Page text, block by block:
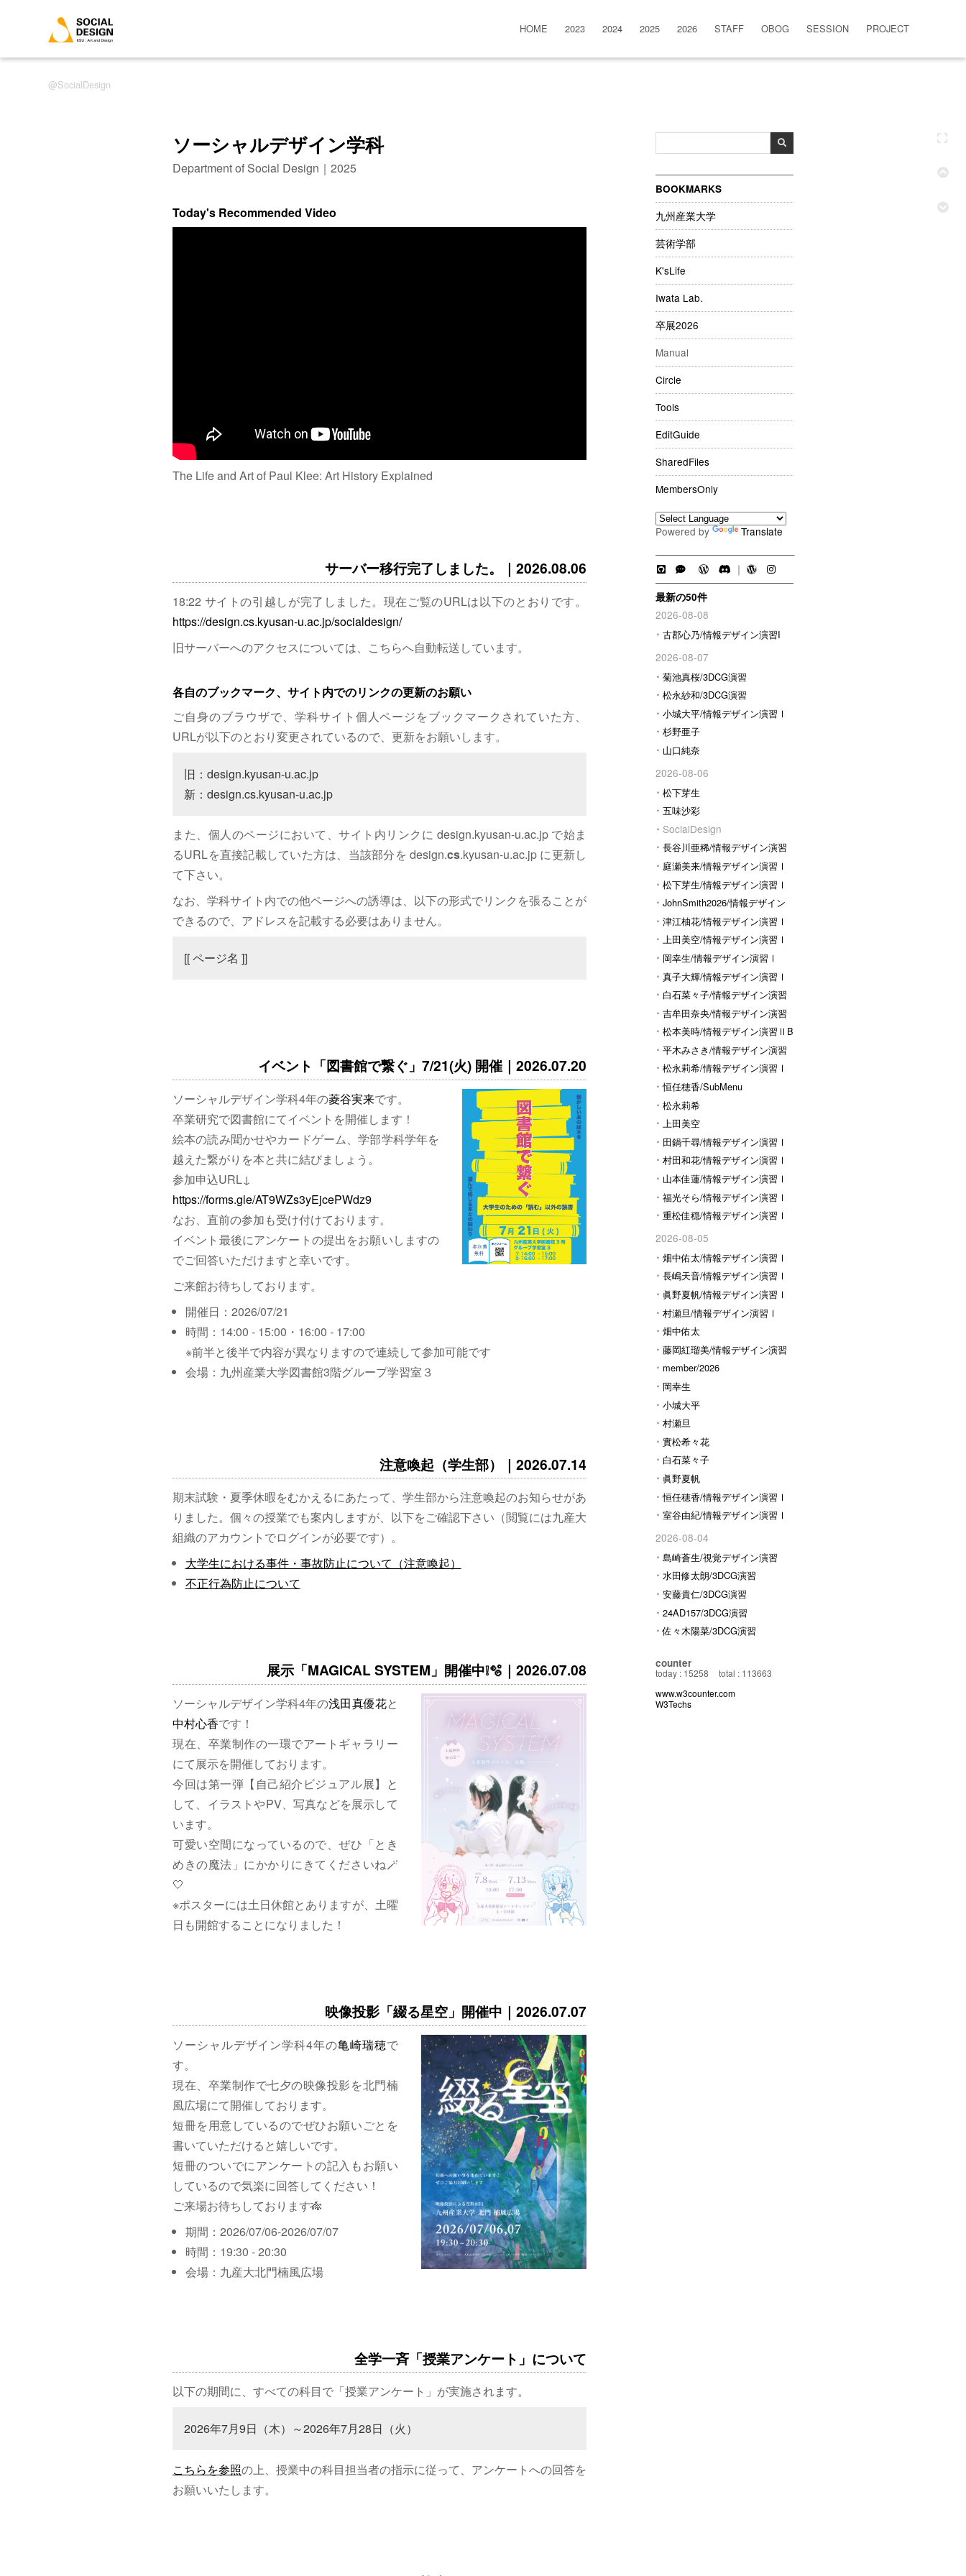
SocialDesign
HOME 2023 2024 2025 2026 STAFF OBOG SESSION PROJECT
BOOKMARKS
九州産業大学
芸術学部
K'sLife
Iwata Lab.
卒展2026
Manual
Circle
Tools
EditGuide
SharedFiles
MembersOnly
Powered by Translate
｜
最新の50件
2026-08-08
古郡心乃/情報デザイン演習I
2026-08-07
菊池真桜/3DCG演習
松永紗和/3DCG演習
小城大平/情報デザイン演習Ⅰ
杉野亜子
山口純奈
2026-08-06
松下芽生
五味沙彩
SocialDesign
長谷川亜稀/情報デザイン演習
Ⅰ 庭瀬美来/情報デザイン演習Ⅰ
松下芽生/情報デザイン演習Ⅰ
JohnSmith2026/情報デザイン
演習I
津江柚花/情報デザイン演習Ⅰ
上田美空/情報デザイン演習Ⅰ
岡幸生/情報デザイン演習Ⅰ
真子大輝/情報デザイン演習Ⅰ
白石菜々子/情報デザイン演習
Ⅰ 吉牟田奈央/情報デザイン演習
Ⅰ 松本美時/情報デザイン演習ⅡB
平木みさき/情報デザイン演習
Ⅰ 松永莉希/情報デザイン演習Ⅰ
恒任穂香/SubMenu
松永莉希
上田美空
田鍋千尋/情報デザイン演習Ⅰ
村田和花/情報デザイン演習Ⅰ
山本佳蓮/情報デザイン演習Ⅰ
福光そら/情報デザイン演習Ⅰ
重松佳穏/情報デザイン演習Ⅰ
2026-08-05
畑中佑太/情報デザイン演習Ⅰ
長嶋天音/情報デザイン演習Ⅰ
眞野夏帆/情報デザイン演習Ⅰ
村瀬旦/情報デザイン演習Ⅰ
畑中佑太
藤岡紅瑠美/情報デザイン演習
Ⅰ member/2026
岡幸生
小城大平
村瀬旦
實松希々花
白石菜々子
眞野夏帆
恒任穂香/情報デザイン演習Ⅰ
室谷由紀/情報デザイン演習Ⅰ
2026-08-04
島崎蒼生/視覚デザイン演習
水田修太朗/3DCG演習
安藤貴仁/3DCG演習
24AD157/3DCG演習
佐々木陽菜/3DCG演習
counter
today : 15258
total : 113663
www.w3counter.com
W3Techs
ソーシャルデザイン学科
Department of Social Design｜2025
Today's Recommended Video
The Life and Art of Paul Klee: Art History Explained
サーバー移行完了しました。｜2026.08.06
18:22 サイトの引越しが完了しました。現在ご覧のURLは以下のとおりです。
https://design.cs.kyusan-u.ac.jp/socialdesign/
旧サーバーへのアクセスについては、こちらへ自動転送しています。
各自のブックマーク、サイト内でのリンクの更新のお願い
ご自身のブラウザで、学科サイト個人ページをブックマークされていた方、
URLが以下のとおり変更されているので、更新をお願いします。
旧：design.kyusan-u.ac.jp
新：design.cs.kyusan-u.ac.jp
また、個人のページにおいて、サイト内リンクに design.kyusan-u.ac.jp で始ま
るURLを直接記載していた方は、当該部分を design.cs.kyusan-u.ac.jp に更新し
て下さい。
なお、学科サイト内での他ページへの誘導は、以下の形式でリンクを張ることが
できるので、アドレスを記載する必要はありません。
[[ ページ名 ]]
イベント「図書館で繋ぐ」7/21(火) 開催｜2026.07.20
ソーシャルデザイン学科4年の菱谷実来です。
卒業研究で図書館にてイベントを開催します！
絵本の読み聞かせやカードゲーム、学部学科学年を
越えた繋がりを本と共に結びましょう。
参加申込URL↓
https://forms.gle/AT9WZs3yEjcePWdz9
なお、直前の参加も受け付けております。
イベント最後にアンケートの提出をお願いしますの
でご回答いただけますと幸いです。
ご来館お待ちしております。
開催日：2026/07/21
時間：14:00 - 15:00・16:00 - 17:00
※前半と後半で内容が異なりますので連続して参加可能です
会場：九州産業大学図書館3階グループ学習室３
注意喚起（学生部）｜2026.07.14
期末試験・夏季休暇をむかえるにあたって、学生部から注意喚起のお知らせがあ
りました。個々の授業でも案内しますが、以下をご確認下さい（閲覧には九産大
組織のアカウントでログインが必要です）。
大学生における事件・事故防止について（注意喚起）
不正行為防止について
展示「MAGICAL SYSTEM」開催中❕🫧｜2026.07.08
ソーシャルデザイン学科4年の浅田真優花と
中村心香です！
現在、卒業制作の一環でアートギャラリー
にて展示を開催しております。
今回は第一弾【自己紹介ビジュアル展】と
して、イラストやPV、写真などを展示して
います。
可愛い空間になっているので、ぜひ「とき
めきの魔法」にかかりにきてくださいね🪄
🤍
※ポスターには土日休館とありますが、土曜
日も開館することになりました！
映像投影「綴る星空」開催中｜2026.07.07
ソーシャルデザイン学科4年の亀崎瑞穂で
す。
現在、卒業制作で七夕の映像投影を北門楠
風広場にて開催しております。
短冊を用意しているのでぜひお願いごとを
書いていただけると嬉しいです。
短冊のついでにアンケートの記入もお願い
しているので気楽に回答してください！
ご来場お待ちしております🎋
期間：2026/07/06-2026/07/07
時間：19:30 - 20:30
会場：九産大北門楠風広場
全学一斉「授業アンケート」について
以下の期間に、すべての科目で「授業アンケート」が実施されます。
2026年7月9日（木）～2026年7月28日（火）
こちらを参照の上、授業中の科目担当者の指示に従って、アンケートへの回答を
お願いいたします。